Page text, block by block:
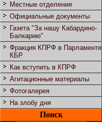
Местные отделения
Официальные документы
Газета "За нашу Кабардино-
Балкарию"
Фракция КПРФ в Парламенте
КБР
Как вступить в КПРФ
Агитационные материалы
Фотогалерея
На злобу дня
Поиск